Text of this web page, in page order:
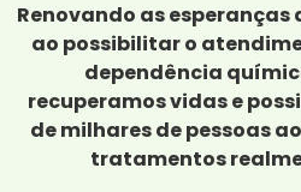
Renovando as esperanças
ao possibilitar o
dependência
recuperamos vidas e
de milhares de pessoas
tratamentos